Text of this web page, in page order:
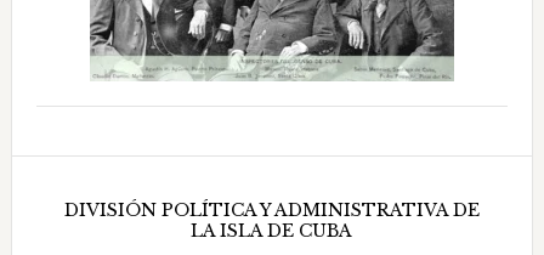
DIVISIÓN POLÍTICA Y ADMINISTRATIVA DE
LA ISLA DE CUBA